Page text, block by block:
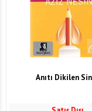
Anıtı Dikilen